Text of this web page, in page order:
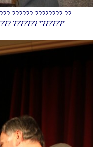
?????? ???????? ??
??????? *??????*